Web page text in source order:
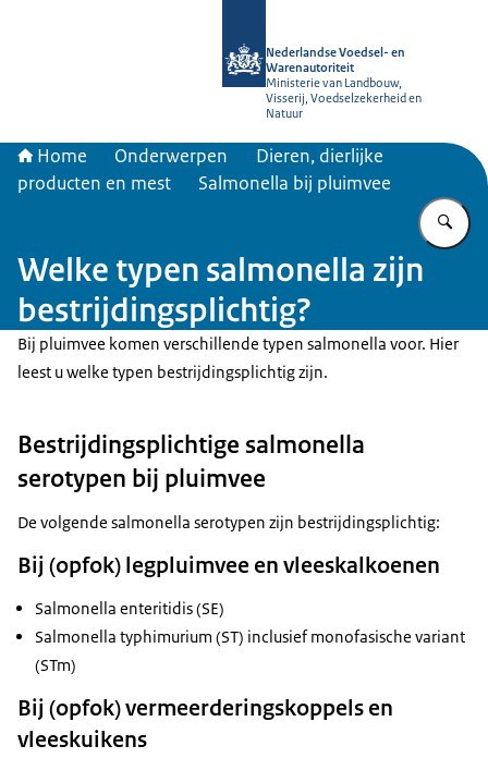
Nederlandse Voedsel- en
Warenautoriteit
Ministerie van Landbouw,
Visserij, Voedselzekerheid en
Natuur
Home Onderwerpen
Dieren, dierlijke
producten en mest
Salmonella bij pluimvee
Welke typen salmonella zijn
bestrijdingsplichtig?
Bij pluimvee komen verschillende typen salmonella voor. Hier
leest u welke typen bestrijdingsplichtig zijn.
Bestrijdingsplichtige salmonella
serotypen bij pluimvee
De volgende salmonella serotypen zijn bestrijdingsplichtig:
Bij (opfok) legpluimvee en vleeskalkoenen
Salmonella enteritidis (SE)
Salmonella typhimurium (ST) inclusief monofasische variant
(STm)
Bij (opfok) vermeerderingskoppels en
vleeskuikens